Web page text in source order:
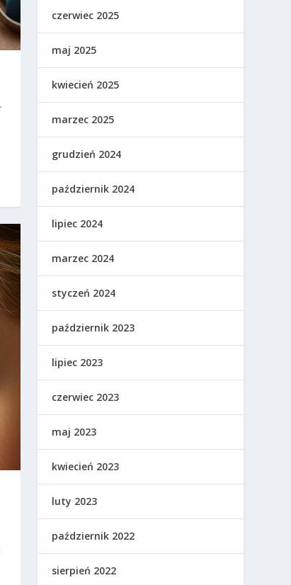
czerwiec 2025
maj 2025
kwiecień 2025
marzec 2025
grudzień 2024
październik 2024
lipiec 2024
marzec 2024
styczeń 2024
październik 2023
lipiec 2023
czerwiec 2023
maj 2023
kwiecień 2023
luty 2023
październik 2022
sierpień 2022